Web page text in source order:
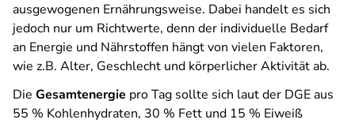
ausgewogenen Ernährungsweise. Dabei handelt es sich
jedoch nur um Richtwerte, denn der individuelle Bedarf
an Energie und Nährstoffen hängt von vielen Faktoren,
wie z.B. Alter, Geschlecht und körperlicher Aktivität ab.
Die Gesamtenergie pro Tag sollte sich laut der DGE aus
55 % Kohlenhydraten, 30 % Fett und 15 % Eiweiß